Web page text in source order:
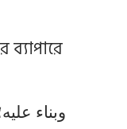
ব্যাপারে
وبناء